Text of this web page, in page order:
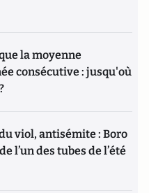
la moyenne
consécutive : jusqu'où
viol, antisémite : Boro
l’un des tubes de l’été